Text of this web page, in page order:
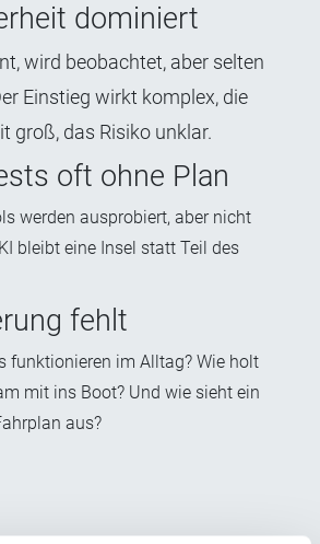
dominiert
wird beobachtet, aber selten
Einstieg wirkt komplex, die
groß, das Risiko unklar.
oft ohne Plan
werden ausprobiert, aber nicht
bleibt eine Insel statt Teil des
fehlt
funktionieren im Alltag? Wie holt
mit ins Boot? Und wie sieht ein
aus?